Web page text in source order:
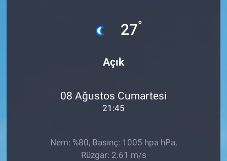
27°
Açık
08 Ağustos Cumartesi
21:45
Nem: %80, Basınç: 1005 hpa hPa,
Rüzgar: 2.61 m/s